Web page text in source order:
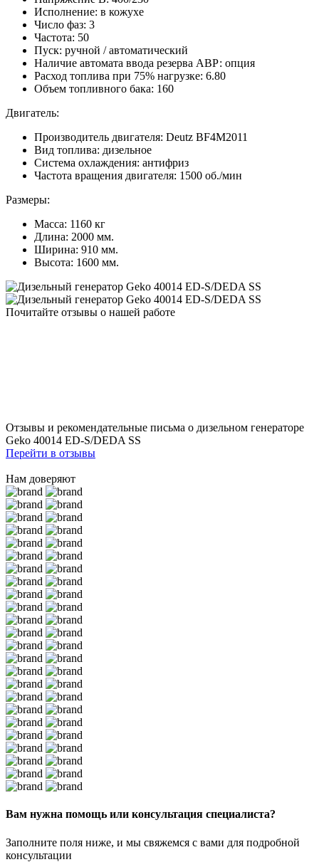
Исполнение: в кожухе
Число фаз: 3
Частота: 50
Пуск: ручной / автоматический
Наличие автомата ввода резерва АВР: опция
Расход топлива при 75% нагрузке: 6.80
Объем топливного бака: 160
Двигатель:
Производитель двигателя: Deutz BF4M2011
Вид топлива: дизельное
Система охлаждения: антифриз
Частота вращения двигателя: 1500 об./мин
Размеры:
Масса: 1160 кг
Длина: 2000 мм.
Ширина: 910 мм.
Высота: 1600 мм.
Почитайте отзывы о нашей работе
Отзывы и рекомендательные письма о дизельном генераторе
Geko 40014 ED-S/DEDA SS
Перейти в отзывы
Нам доверяют
Вам нужна помощь или консультация специалиста?
Заполните поля ниже, и мы свяжемся с вами для подробной
консультации